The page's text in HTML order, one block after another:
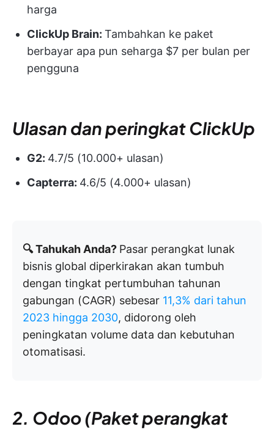
harga
ClickUp Brain: Tambahkan ke paket
berbayar apa pun seharga $7 per bulan per
pengguna
Ulasan dan peringkat ClickUp
G2: 4.7/5 (10.000+ ulasan)
Capterra: 4.6/5 (4.000+ ulasan)
🔍 Tahukah Anda? Pasar perangkat lunak
bisnis global diperkirakan akan tumbuh
dengan tingkat pertumbuhan tahunan
gabungan (CAGR) sebesar 11,3% dari tahun
2023 hingga 2030, didorong oleh
peningkatan volume data dan kebutuhan
otomatisasi.
2. Odoo (Paket perangkat